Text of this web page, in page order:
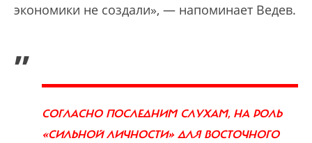
экономики не создали», — напоминает Ведев.
„
СОГЛАСНО ПОСЛЕДНИМ СЛУХАМ, НА РОЛЬ
«СИЛЬНОЙ ЛИЧНОСТИ» ДЛЯ ВОСТОЧНОГО